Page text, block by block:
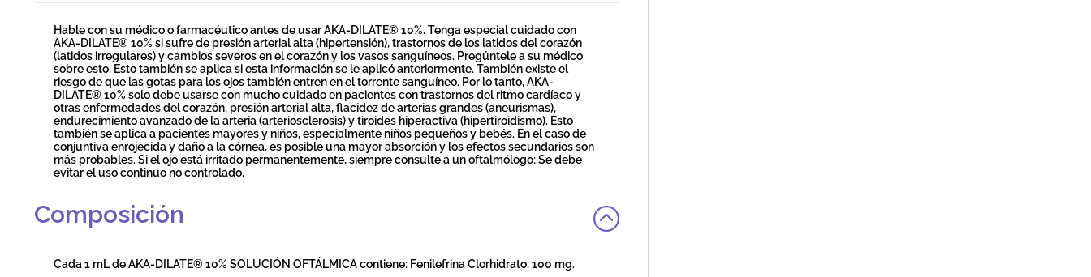
Hable con su médico o farmacéutico antes de usar AKA-DILATE® 10%. Tenga especial cuidado con
AKA-DILATE® 10% si sufre de presión arterial alta (hipertensión), trastornos de los latidos del corazón
(latidos irregulares) y cambios severos en el corazón y los vasos sanguíneos. Pregúntele a su médico
sobre esto. Esto también se aplica si esta información se le aplicó anteriormente. También existe el
riesgo de que las gotas para los ojos también entren en el torrente sanguíneo. Por lo tanto, AKA-
DILATE® 10% solo debe usarse con mucho cuidado en pacientes con trastornos del ritmo cardíaco y
otras enfermedades del corazón, presión arterial alta, flacidez de arterias grandes (aneurismas),
endurecimiento avanzado de la arteria (arteriosclerosis) y tiroides hiperactiva (hipertiroidismo). Esto
también se aplica a pacientes mayores y niños, especialmente niños pequeños y bebés. En el caso de
conjuntiva enrojecida y daño a la córnea, es posible una mayor absorción y los efectos secundarios son
más probables. Si el ojo está irritado permanentemente, siempre consulte a un oftalmólogo; Se debe
evitar el uso continuo no controlado.
Composición
Cada 1 mL de AKA-DILATE® 10% SOLUCIÓN OFTÁLMICA contiene: Fenilefrina Clorhidrato, 100 mg.